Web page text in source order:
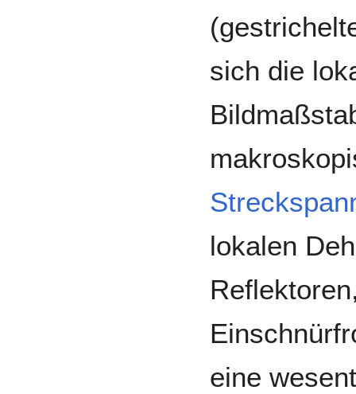
sich die
lokalen
eine